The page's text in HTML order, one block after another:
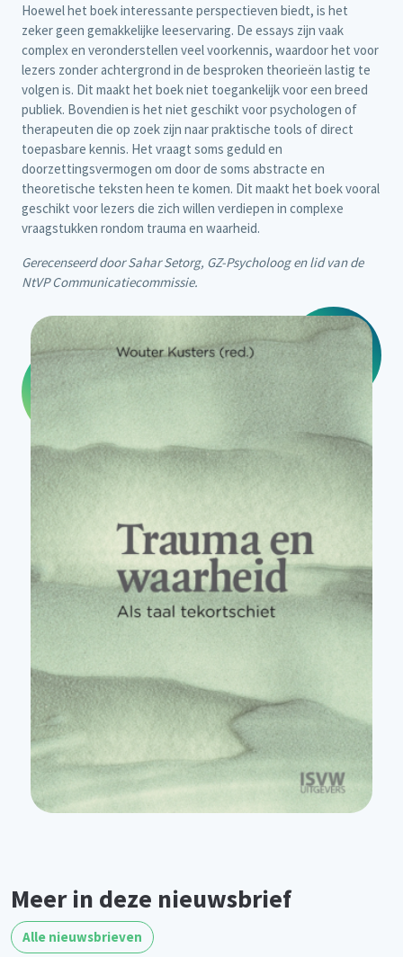
Hoewel het boek interessante perspectieven biedt, is het
zeker geen gemakkelijke leeservaring. De essays zijn vaak
complex en veronderstellen veel voorkennis, waardoor het voor
lezers zonder achtergrond in de besproken theorieën lastig te
volgen is. Dit maakt het boek niet toegankelijk voor een breed
publiek. Bovendien is het niet geschikt voor psychologen of
therapeuten die op zoek zijn naar praktische tools of direct
toepasbare kennis. Het vraagt soms geduld en
doorzettingsvermogen om door de soms abstracte en
theoretische teksten heen te komen. Dit maakt het boek vooral
geschikt voor lezers die zich willen verdiepen in complexe
vraagstukken rondom trauma en waarheid.
Gerecenseerd door Sahar Setorg, GZ-Psycholoog en lid van de
NtVP Communicatiecommissie.
Meer in deze nieuwsbrief
Alle nieuwsbrieven